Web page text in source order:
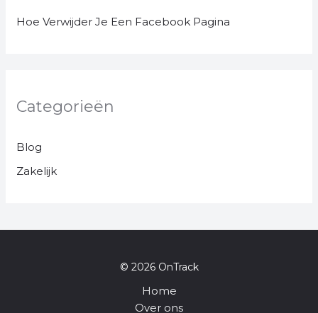
Hoe Verwijder Je Een Facebook Pagina
Categorieën
Blog
Zakelijk
© 2026 OnTrack
Home
Over ons